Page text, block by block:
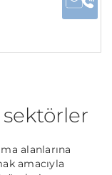
alanlarına
amacıyla